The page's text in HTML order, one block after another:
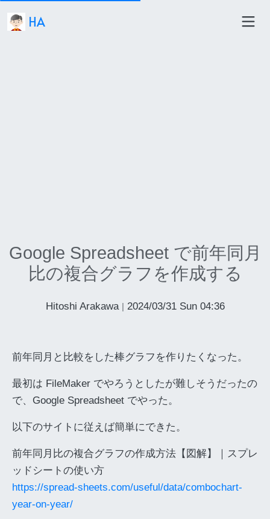
HA
Google Spreadsheet で前年同月
比の複合グラフを作成する
Hitoshi Arakawa 2024/03/31 Sun 04:36
前年同月と比較をした棒グラフを作りたくなった。
最初は FileMaker でやろうとしたが難しそうだったの
で、Google Spreadsheet でやった。
以下のサイトに従えば簡単にできた。
前年同月比の複合グラフの作成方法【図解】｜スプレ
ッドシートの使い方
https://spread-sheets.com/useful/data/combochart-
year-on-year/